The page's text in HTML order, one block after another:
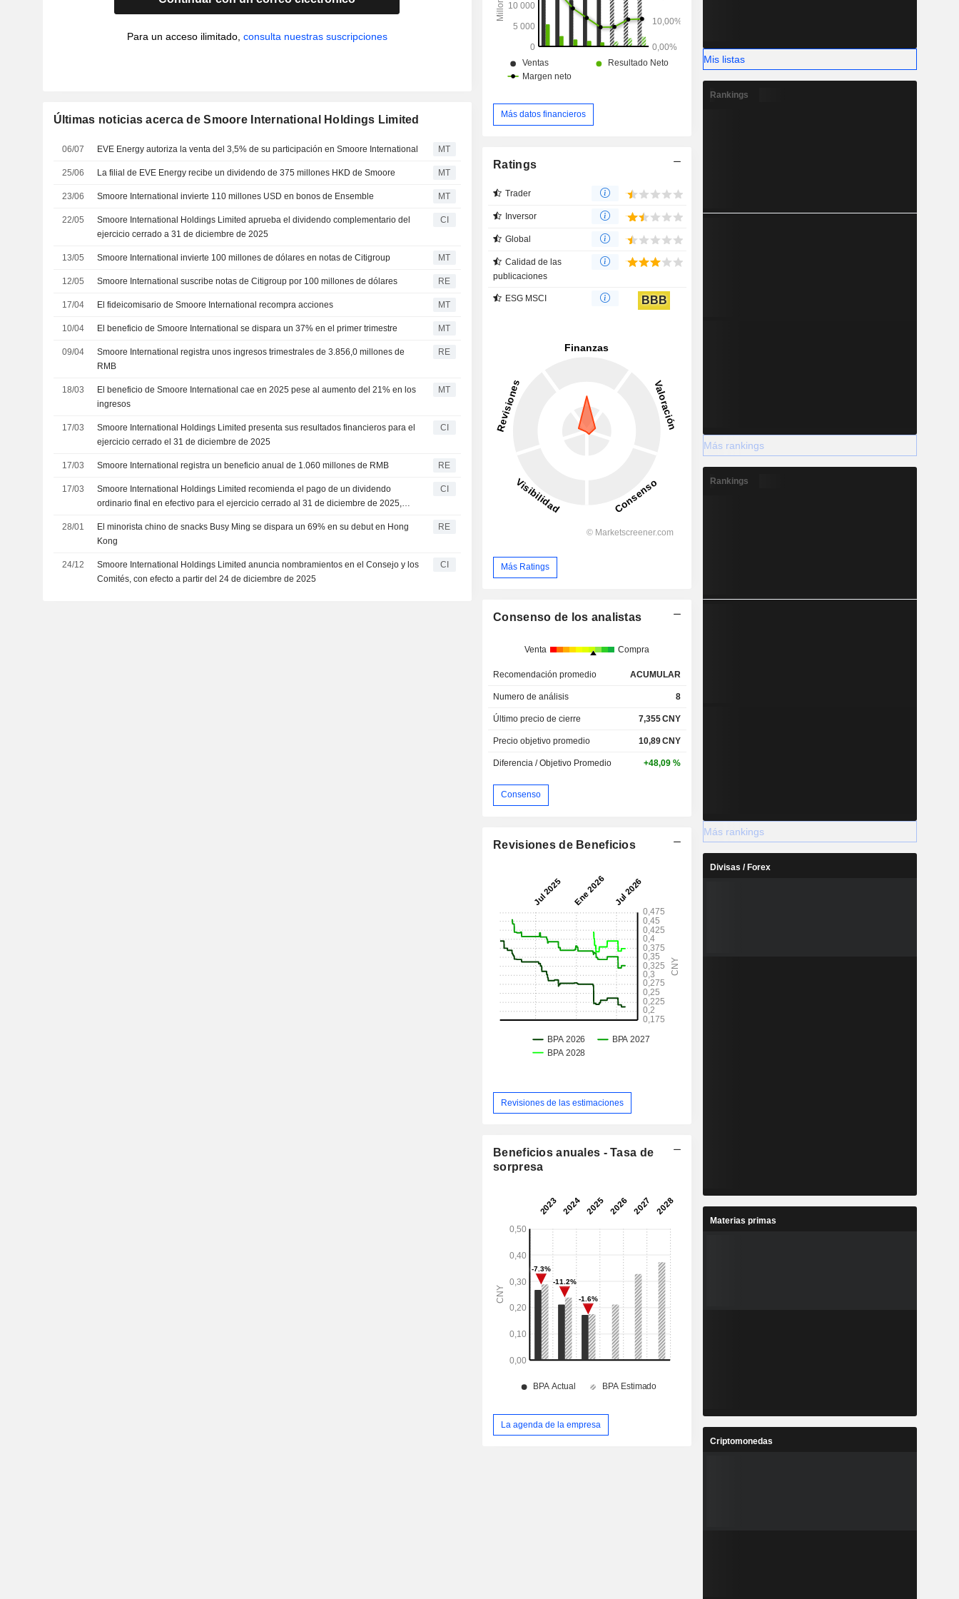
Para un acceso ilimitado, consulta nuestras suscripciones
Últimas noticias acerca de Smoore International Holdings Limited
06/07 EVE Energy autoriza la venta del 3,5% de su participación en Smoore International MT
25/06 La filial de EVE Energy recibe un dividendo de 375 millones HKD de Smoore MT
23/06 Smoore International invierte 110 millones USD en bonos de Ensemble MT
22/05
Smoore International Holdings Limited aprueba el dividendo complementario del
ejercicio cerrado a 31 de diciembre de 2025
CI
13/05 Smoore International invierte 100 millones de dólares en notas de Citigroup MT
12/05 Smoore International suscribe notas de Citigroup por 100 millones de dólares RE
17/04 El fideicomisario de Smoore International recompra acciones MT
10/04 El beneficio de Smoore International se dispara un 37% en el primer trimestre MT
09/04
Smoore International registra unos ingresos trimestrales de 3.856,0 millones de
RMB
RE
18/03
El beneficio de Smoore International cae en 2025 pese al aumento del 21% en los
ingresos
MT
17/03
Smoore International Holdings Limited presenta sus resultados financieros para el
ejercicio cerrado el 31 de diciembre de 2025
CI
17/03 Smoore International registra un beneficio anual de 1.060 millones de RMB RE
17/03
Smoore International Holdings Limited recomienda el pago de un dividendo
ordinario final en efectivo para el ejercicio cerrado al 31 de diciembre de 2025,
CI
28/01
El minorista chino de snacks Busy Ming se dispara un 69% en su debut en Hong
Kong
RE
24/12
Smoore International Holdings Limited anuncia nombramientos en el Consejo y los
Comités, con efecto a partir del 24 de diciembre de 2025
CI
Más datos financieros
Ratings
Trader
Inversor
Global
Calidad de las
publicaciones
ESG MSCI BBB
Más Ratings
Consenso de los analistas
Venta Compra
Recomendación promedio ACUMULAR
Numero de análisis 8
Último precio de cierre 7,355CNY
Precio objetivo promedio 10,89CNY
Diferencia / Objetivo Promedio +48,09 %
Consenso
Revisiones de Beneficios
Revisiones de las estimaciones
Beneficios anuales - Tasa de
sorpresa
La agenda de la empresa
Mis listas
Rankings
Más rankings
Rankings
Más rankings
Divisas / Forex
Materias primas
Criptomonedas